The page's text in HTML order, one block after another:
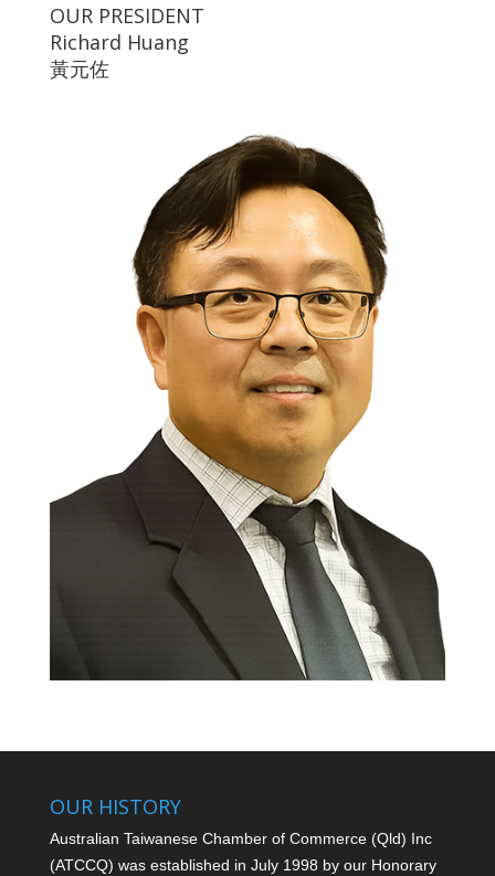
OUR PRESIDENT
Richard Huang
黃元佐
OUR HISTORY
Australian Taiwanese Chamber of Commerce (Qld) Inc
(ATCCQ) was established in July 1998 by our Honorary